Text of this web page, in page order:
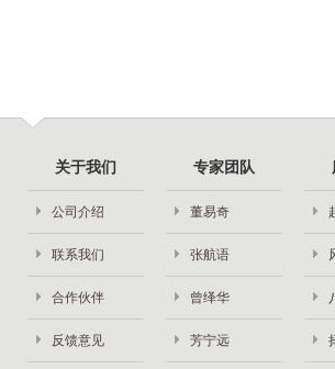
关于我们
公司介绍
联系我们
合作伙伴
反馈意见
专家团队
董易奇
张航语
曾绎华
芳宁远